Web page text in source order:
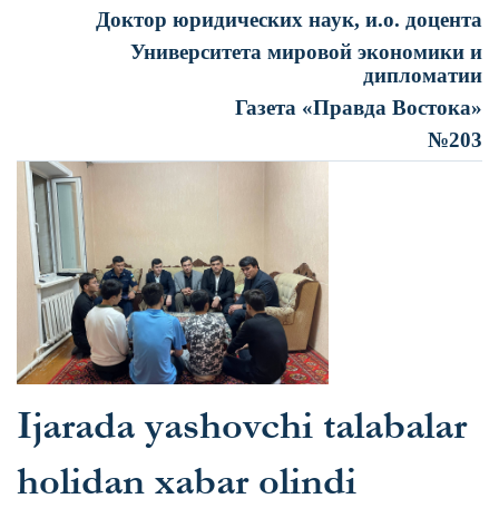
Доктор юридических наук, и.о. доцента
Университета мировой экономики и
дипломатии
Газета «Правда Востока»
№203
Ijarada yashovchi talabalar
holidan xabar olindi